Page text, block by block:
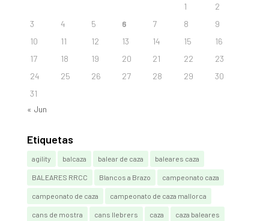
1
2
3
4 5 6 7 8
9
10
11 12 13 14 15
16
17
18 19 20 21 22
23
24
25 26 27 28 29
30
31
« Jun
Etiquetas
agility balcaza balear de caza baleares caza
BALEARES RRCC Blancos a Brazo campeonato caza
campeonato de caza campeonato de caza mallorca
cans de mostra cans llebrers caza caza baleares